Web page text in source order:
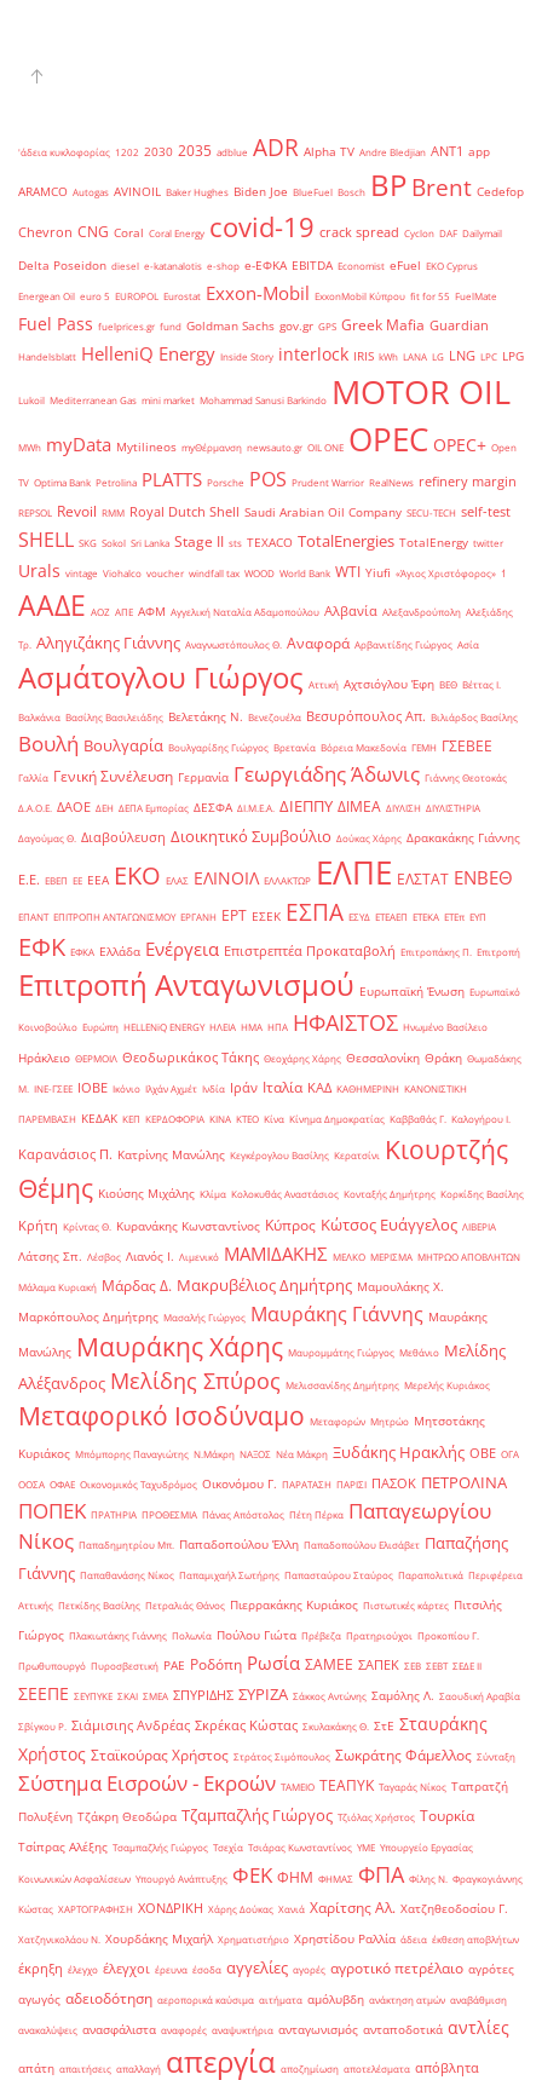
'άδεια κυκλοφορίας 1202 2030 2035 adblue ADR Alpha TV Andre Bledjian ANT1 app
ARAMCO Autogas AVINOIL Baker Hughes Biden Joe BlueFuel Bosch BPBrent Cedefop
Chevron CNG Coral Coral Energy covid-19 crack spread Cyclon DAF Dailymail
Delta Poseidon diesel e-katanalotis e-shop e-ΕΦΚΑ EBITDA Economist eFuel EKO Cyprus
Energean Oil euro 5 EUROPOL Eurostat Exxon-Mobil ExxonMobil Κύπρου fit for 55 FuelMate
Fuel Pass fuelprices.gr fund Goldman Sachs gov.gr GPS Greek Mafia Guardian
Handelsblatt HelleniQ Energy Inside Story interlock IRIS kWh LANA LG LNG LPC LPG
Lukoil Mediterranean Gas mini market Mohammad Sanusi Barkindo MOTOR OIL
MWh myData Mytilineos myΘέρμανση newsauto.gr OIL ONE OPEC OPEC+ Open
TV Optima Bank Petrolina PLATTS Porsche POS Prudent Warrior RealNews refinery margin
REPSOL Revoil RMM Royal Dutch Shell Saudi Arabian Oil Company SECU-TECH self-test
SHELL SKG Sokol Sri Lanka Stage II sts TEXACO TotalEnergies TotalEnergy twitter
Urals vintage Viohalco voucher windfall tax WOOD World Bank WTI Yiufi «Άγιος Χριστόφορος» ΄1
ΑΑΔΕ ΑΟΖ ΑΠΕ ΑΦΜ Αγγελική Ναταλία Αδαμοπούλου Αλβανία Αλεξανδρούπολη Αλεξιάδης
Τρ. Αληγιζάκης Γιάννης Αναγνωστόπουλος Θ. Αναφορά Αρβανιτίδης Γιώργος Ασία
Ασμάτογλου Γιώργος Αττική Αχτσιόγλου Έφη ΒΕΘ Βέττας Ι.
Βαλκάνια Βασίλης Βασιλειάδης Βελετάκης Ν. Βενεζουέλα Βεσυρόπουλος Απ. Βιλιάρδος Βασίλης
Βουλή Βουλγαρία Βουλγαρίδης Γιώργος Βρετανία Βόρεια Μακεδονία ΓΕΜΗ ΓΣΕΒΕΕ
Γαλλία Γενική Συνέλευση Γερμανία Γεωργιάδης Άδωνις Γιάννης Θεοτοκάς
Δ.Α.Ο.Ε. ΔΑΟΕ ΔΕΗ ΔΕΠΑ Εμπορίας ΔΕΣΦΑ ΔΙ.Μ.Ε.Α. ΔΙΕΠΠΥ ΔΙΜΕΑ ΔΙΥΛΙΣΗ ΔΙΥΛΙΣΤΗΡΙΑ
Δαγούμας Θ. Διαβούλευση Διοικητικό Συμβούλιο Δούκας Χάρης Δρακακάκης Γιάννης
Ε.Ε. ΕΒΕΠ ΕΕ ΕΕΑ ΕΚΟ ΕΛΑΣ ΕΛΙΝΟΙΛ ΕΛΛΑΚΤΩΡ ΕΛΠΕ ΕΛΣΤΑΤ ΕΝΒΕΘ
ΕΠΑΝΤ ΕΠΙΤΡΟΠΗ ΑΝΤΑΓΩΝΙΣΜΟΥ ΕΡΓΑΝΗ ΕΡΤ ΕΣΕΚ ΕΣΠΑ ΕΣΥΔ ΕΤΕΑΕΠ ΕΤΕΚΑ ΕΤΕπ ΕΥΠ
ΕΦΚ ΕΦΚΑ Ελλάδα Ενέργεια Επιστρεπτέα Προκαταβολή Επιτροπάκης Π. Επιτροπή
Επιτροπή Ανταγωνισμού Ευρωπαϊκή Ένωση Ευρωπαϊκό
Κοινοβούλιο Ευρώπη ΗELLENiQ ENERGY ΗΛΕΙΑ ΗΜΑ ΗΠΑ ΗΦΑΙΣΤΟΣ Ηνωμένο Βασίλειο
Ηράκλειο ΘΕΡΜΟΙΛ Θεοδωρικάκος Τάκης Θεοχάρης Χάρης Θεσσαλονίκη Θράκη Θωμαδάκης
Μ. ΙΝΕ-ΓΣΕΕ ΙΟΒΕ Ικόνιο Ιλχάν Αχμέτ Ινδία Ιράν Ιταλία ΚΑΔ ΚΑΘΗΜΕΡΙΝΗ ΚΑΝΟΝΙΣΤΙΚΗ
ΠΑΡΕΜΒΑΣΗ ΚΕΔΑΚ ΚΕΠ ΚΕΡΔΟΦΟΡΙΑ ΚΙΝΑ ΚΤΕΟ Κίνα Κίνημα Δημοκρατίας Καββαθάς Γ. Καλογήρου Ι.
Καρανάσιος Π. Κατρίνης Μανώλης Κεγκέρογλου Βασίλης Κερατσίνι
Κιουρτζής
Θέμης Κιούσης Μιχάλης Κλίμα Κολοκυθάς Αναστάσιος Κονταξής Δημήτρης Κορκίδης Βασίλης
Κρήτη Κρίντας Θ. Κυρανάκης Κωνσταντίνος Κύπρος Κώτσος Ευάγγελος ΛΙΒΕΡΙΑ
Λάτσης Σπ. Λέσβος Λιανός Ι. Λιμενικό ΜΑΜΙΔΑΚΗΣ ΜΕΛΚΟ ΜΕΡΙΣΜΑ ΜΗΤΡΩΟ ΑΠΟΒΛΗΤΩΝ
Μάλαμα Κυριακή Μάρδας Δ. Μακρυβέλιος Δημήτρης Μαμουλάκης Χ.
Μαρκόπουλος Δημήτρης Μασαλής Γιώργος Μαυράκης Γιάννης Μαυράκης
Μανώλης Μαυράκης Χάρης Μαυρομμάτης Γιώργος Μεθάνιο Μελίδης
Αλέξανδρος Μελίδης Σπύρος Μελισσανίδης Δημήτρης Μερελής Κυριάκος
Μεταφορικό Ισοδύναμο Μεταφορών Μητρώο Μητσοτάκης
Κυριάκος Μπόμπορης Παναγιώτης Ν.Μάκρη ΝΑΞΟΣ Νέα Μάκρη Ξυδάκης Ηρακλής ΟΒΕ ΟΓΑ
ΟΟΣΑ ΟΦΑΕ Οικονομικός Ταχυδρόμος Οικονόμου Γ. ΠΑΡΑΤΑΣΗ ΠΑΡΙΣΙ ΠΑΣΟΚ ΠΕΤΡΟΛΙΝΑ
ΠΟΠΕΚ ΠΡΑΤΗΡΙΑ ΠΡΟΘΕΣΜΙΑ Πάνας Απόστολος Πέτη Πέρκα Παπαγεωργίου
Νίκος Παπαδημητρίου Μπ. Παπαδοπούλου Έλλη Παπαδοπούλου Ελισάβετ Παπαζήσης
Γιάννης Παπαθανάσης Νίκος Παπαμιχαήλ Σωτήρης Παπασταύρου Σταύρος Παραπολιτικά Περιφέρεια
Αττικής Πετκίδης Βασίλης Πετραλιάς Θάνος Πιερρακάκης Κυριάκος Πιστωτικές κάρτες Πιτσιλής
Γιώργος Πλακιωτάκης Γιάννης Πολωνία Πούλου Γιώτα Πρέβεζα Πρατηριούχοι Προκοπίου Γ.
Πρωθυπουργό Πυροσβεστική ΡΑΕ Ροδόπη Ρωσία ΣΑΜΕΕ ΣΑΠΕΚ ΣΕΒ ΣΕΒΤ ΣΕΔΕ ΙΙ
ΣΕΕΠΕ ΣΕΥΠΥΚΕ ΣΚΑΙ ΣΜΕΑ ΣΠΥΡΙΔΗΣ ΣΥΡΙΖΑ Σάκκος Αντώνης Σαμόλης Λ. Σαουδική Αραβία
Σβίγκου Ρ. Σιάμισιης Ανδρέας Σκρέκας Κώστας Σκυλακάκης Θ. ΣτΕ Σταυράκης
Χρήστος Σταϊκούρας Χρήστος Στράτος Σιμόπουλος Σωκράτης Φάμελλος Σύνταξη
Σύστημα Εισροών - Εκροών ΤΑΜΕΙΟ ΤΕΑΠΥΚ Ταγαράς Νίκος Ταπρατζή
Πολυξένη Τζάκρη Θεοδώρα Τζαμπαζλής Γιώργος Τζιόλας Χρήστος Τουρκία
Τσίπρας Αλέξης Τσαμπαζλής Γιώργος Τσεχία Τσιάρας Κωνσταντίνος ΥΜΕ Υπουργείο Εργασίας
Κοινωνικών Ασφαλίσεων Υπουργό Ανάπτυξης ΦΕΚ ΦΗΜ ΦΗΜΑΣ ΦΠΑ Φίλης Ν. Φραγκογιάννης
Κώστας ΧΑΡΤΟΓΡΑΦΗΣΗ ΧΟΝΔΡΙΚΗ Χάρης Δούκας Χανιά Χαρίτσης Αλ. Χατζηθεοδοσίου Γ.
Χατζηνικολάου Ν. Χουρδάκης Μιχαήλ Χρηματιστήριο Χρηστίδου Ραλλία άδεια έκθεση αποβλήτων
έκρηξη έλεγχο έλεγχοι έρευνα έσοδα αγγελίες αγορές αγροτικό πετρέλαιο αγρότες
αγωγός αδειοδότηση αεροπορικά καύσιμα αιτήματα αμόλυβδη ανάκτηση ατμών αναβάθμιση
ανακαλύψεις ανασφάλιστα αναφορές αναψυκτήρια ανταγωνισμός ανταποδοτικά αντλίες
απάτη απαιτήσεις απαλλαγή απεργία αποζημίωση αποτελέσματα απόβλητα